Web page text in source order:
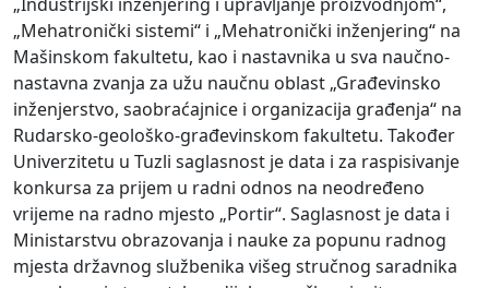
„Mehatronički sistemi“ i „Mehatronički inženjering“ na
Mašinskom fakultetu, kao i nastavnika u sva naučno-
nastavna zvanja za užu naučnu oblast „Građevinsko
inženjerstvo, saobraćajnice i organizacija građenja“ na
Rudarsko-geološko-građevinskom fakultetu. Također
Univerzitetu u Tuzli saglasnost je data i za raspisivanje
konkursa za prijem u radni odnos na neodređeno
vrijeme na radno mjesto „Portir“. Saglasnost je data i
Ministarstvu obrazovanja i nauke za popunu radnog
mjesta državnog službenika višeg stručnog saradnika